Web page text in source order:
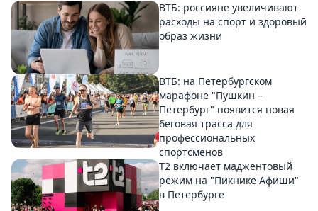
ВТБ: россияне увеличивают
расходы на спорт и здоровый
образ жизни
ВТБ: на Петербургском
марафоне "Пушкин –
Петербург" появится новая
беговая трасса для
профессиональных
спортсменов
Т2 включает маджентовый
режим на "Пикнике Афиши"
в Петербурге